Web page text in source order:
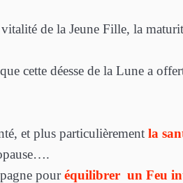
de la Jeune Fille, la
cette déesse de la Lune a
et plus particulièrement la
pouréquilibrer un Feu